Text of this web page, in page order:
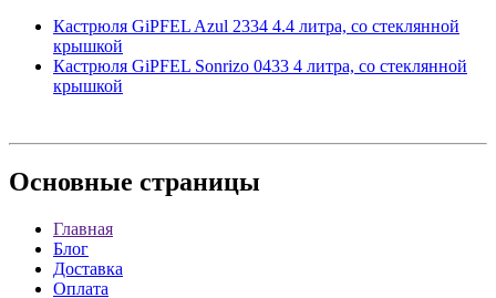
Кастрюля GiPFEL Azul 2334 4.4 литра, со стеклянной
крышкой
Кастрюля GiPFEL Sonrizo 0433 4 литра, со стеклянной
крышкой
Основные страницы
Главная
Блог
Доставка
Оплата